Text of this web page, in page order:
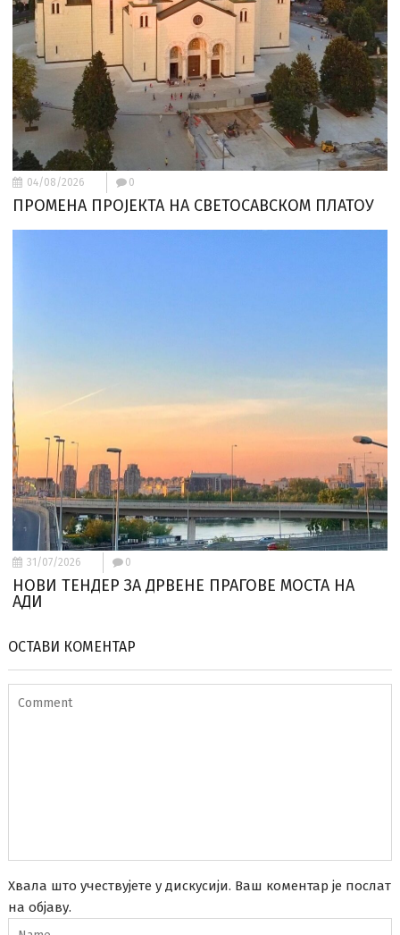
04/08/2026 0
ПРОМЕНА ПРОЈЕКТА НА СВЕТОСАВСКОМ ПЛАТОУ
31/07/2026 0
НОВИ ТЕНДЕР ЗА ДРВЕНЕ ПРАГОВЕ МОСТА НА
АДИ
ОСТАВИ КОМЕНТАР
Хвала што учествујете у дискусији. Ваш коментар је послат
на објаву.